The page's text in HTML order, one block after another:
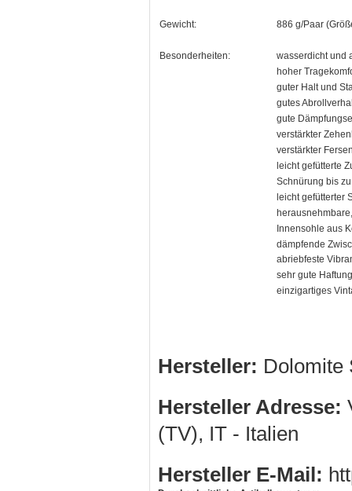
Gewicht: 886 g/Paar
Besonderheiten:
wasserdicht und
hoher
guter Halt und
gutes
gute
verstärkter
verstärkter
leicht gefütterte
Schnürung bis
leicht gefütterter
Innensohle aus
dämpfende
abriebfeste
sehr gute
einzigartiges
Hersteller: Dolomite
Hersteller Adresse:
(TV), IT - Italien
Hersteller E-Mail: